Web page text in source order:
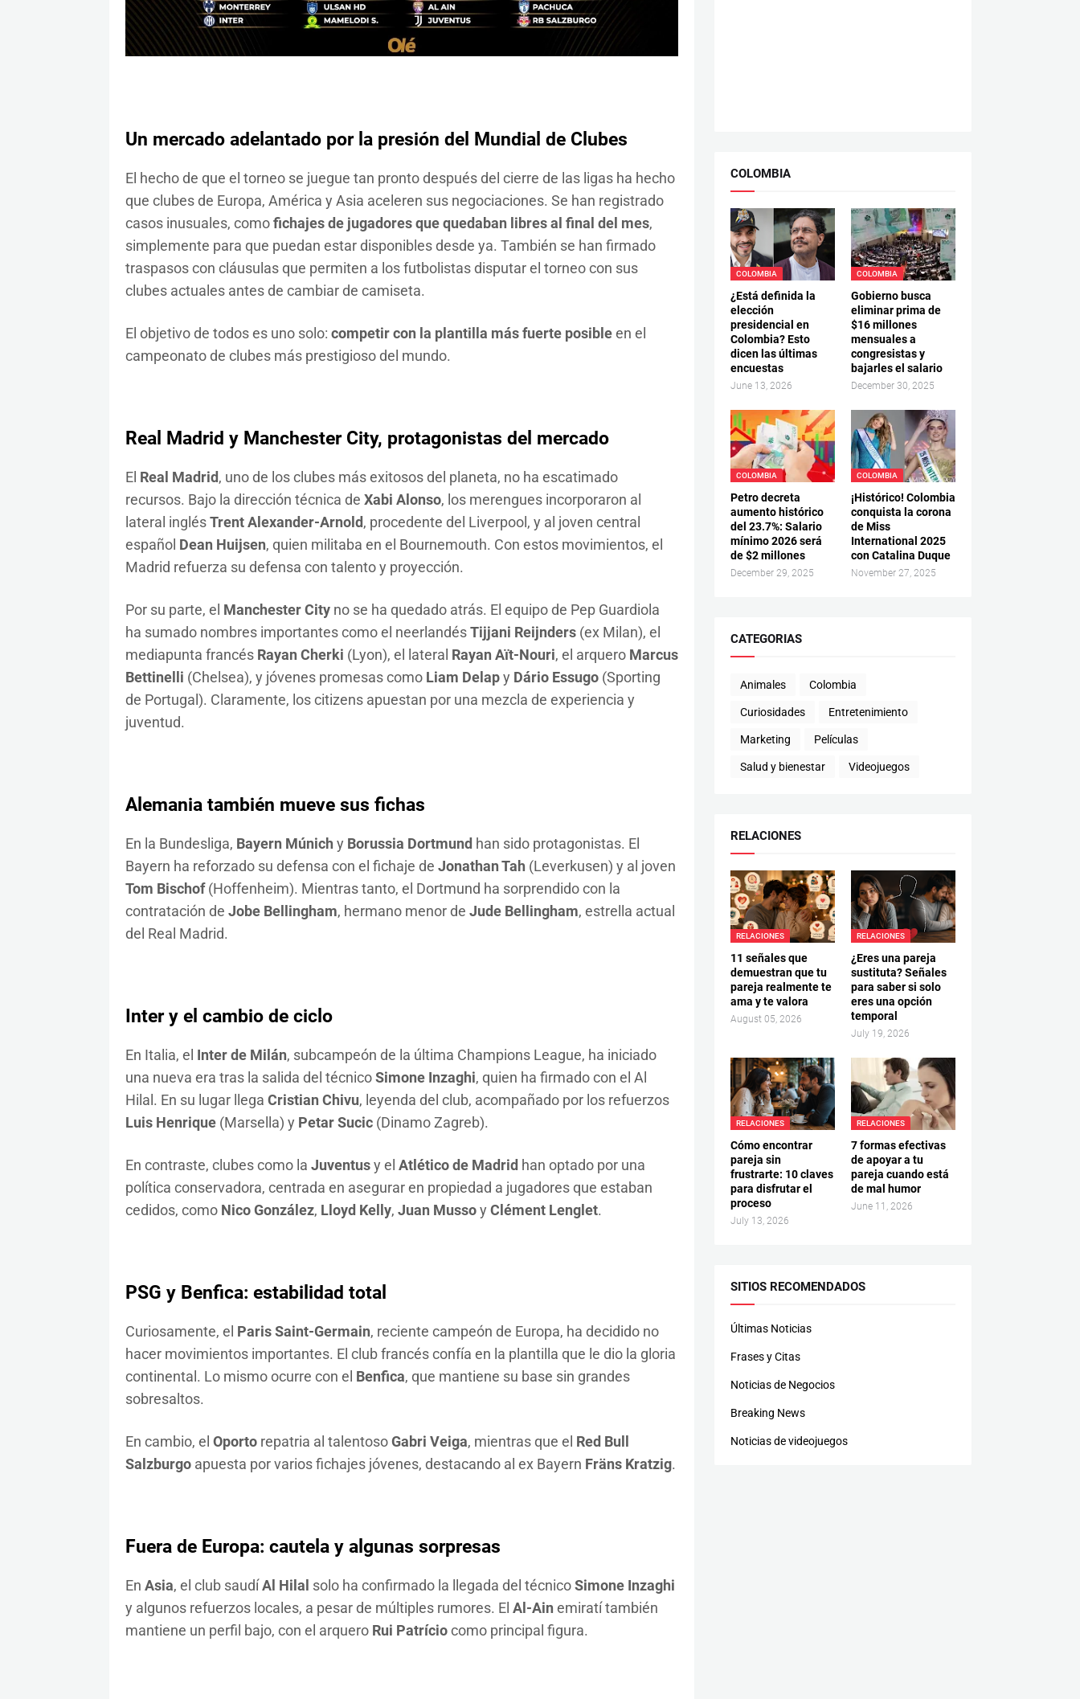
Un mercado adelantado por la presión del Mundial de Clubes
El hecho de que el torneo se juegue tan pronto después del cierre de las ligas ha hecho
que clubes de Europa, América y Asia aceleren sus negociaciones. Se han registrado
casos inusuales, comofichajes de jugadores que quedaban libres al final del mes,
simplemente para que puedan estar disponibles desde ya. También se han firmado
traspasos con cláusulas que permiten a los futbolistas disputar el torneo con sus
clubes actuales antes de cambiar de camiseta.
El objetivo de todos es uno solo: competir con la plantilla más fuerte posibleen el
campeonato de clubes más prestigioso del mundo.
Real Madrid y Manchester City, protagonistas del mercado
El Real Madrid, uno de los clubes más exitosos del planeta, no ha escatimado
recursos. Bajo la dirección técnica de Xabi Alonso, los merengues incorporaron al
lateral inglésTrent Alexander-Arnold, procedente del Liverpool, y al joven central
español Dean Huijsen, quien militaba en el Bournemouth. Con estos movimientos, el
Madrid refuerza su defensa con talento y proyección.
Por su parte, el Manchester Cityno se ha quedado atrás. El equipo de Pep Guardiola
ha sumado nombres importantes como el neerlandésTijjani Reijnders(ex Milan), el
mediapunta francés Rayan Cherki (Lyon), el lateral Rayan Aït-Nouri, el arquero Marcus
Bettinelli (Chelsea), y jóvenes promesas como Liam Delapy Dário Essugo(Sporting
de Portugal). Claramente, los citizens apuestan por una mezcla de experiencia y
juventud.
Alemania también mueve sus fichas
En la Bundesliga, Bayern Múnich y Borussia Dortmund han sido protagonistas. El
Bayern ha reforzado su defensa con el fichaje de Jonathan Tah (Leverkusen) y al joven
Tom Bischof(Hoffenheim). Mientras tanto, el Dortmund ha sorprendido con la
contratación de Jobe Bellingham, hermano menor de Jude Bellingham, estrella actual
del Real Madrid.
Inter y el cambio de ciclo
En Italia, el Inter de Milán, subcampeón de la última Champions League, ha iniciado
una nueva era tras la salida del técnicoSimone Inzaghi, quien ha firmado con el Al
Hilal. En su lugar llega Cristian Chivu, leyenda del club, acompañado por los refuerzos
Luis Henrique(Marsella) y Petar Sucic(Dinamo Zagreb).
En contraste, clubes como la Juventusy el Atlético de Madrid han optado por una
política conservadora, centrada en asegurar en propiedad a jugadores que estaban
cedidos, como Nico González, Lloyd Kelly, Juan Mussoy Clément Lenglet.
PSG y Benfica: estabilidad total
Curiosamente, el Paris Saint-Germain, reciente campeón de Europa, ha decidido no
hacer movimientos importantes. El club francés confía en la plantilla que le dio la gloria
continental. Lo mismo ocurre con el Benfica, que mantiene su base sin grandes
sobresaltos.
En cambio, el Oportorepatria al talentosoGabri Veiga, mientras que el Red Bull
Salzburgoapuesta por varios fichajes jóvenes, destacando al ex Bayern Fräns Kratzig.
Fuera de Europa: cautela y algunas sorpresas
En Asia, el club saudíAl Hilal solo ha confirmado la llegada del técnicoSimone Inzaghi
y algunos refuerzos locales, a pesar de múltiples rumores. El Al-Ain emiratí también
mantiene un perfil bajo, con el arquero Rui Patríciocomo principal figura.
COLOMBIA
COLOMBIA
¿Está definida la
elección
presidencial en
Colombia? Esto
dicen las últimas
encuestas
June 13, 2026
COLOMBIA
Gobierno busca
eliminar prima de
$16 millones
mensuales a
congresistas y
bajarles el salario
December 30, 2025
COLOMBIA
Petro decreta
aumento histórico
del 23.7%: Salario
mínimo 2026 será
de $2 millones
December 29, 2025
COLOMBIA
¡Histórico! Colombia
conquista la corona
de Miss
International 2025
con Catalina Duque
November 27, 2025
CATEGORIAS
Animales Colombia
Curiosidades Entretenimiento
Marketing Películas
Salud y bienestar Videojuegos
RELACIONES
RELACIONES
11 señales que
demuestran que tu
pareja realmente te
ama y te valora
August 05, 2026
RELACIONES
¿Eres una pareja
sustituta? Señales
para saber si solo
eres una opción
temporal
July 19, 2026
RELACIONES
Cómo encontrar
pareja sin
frustrarte: 10 claves
para disfrutar el
proceso
July 13, 2026
RELACIONES
7 formas efectivas
de apoyar a tu
pareja cuando está
de mal humor
June 11, 2026
SITIOS RECOMENDADOS
Últimas Noticias
Frases y Citas
Noticias de Negocios
Breaking News
Noticias de videojuegos